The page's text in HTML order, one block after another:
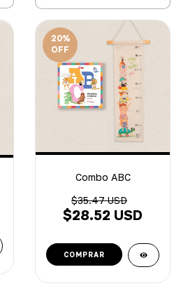
20%
OFF
Combo ABC
$35.47 USD
$28.52 USD